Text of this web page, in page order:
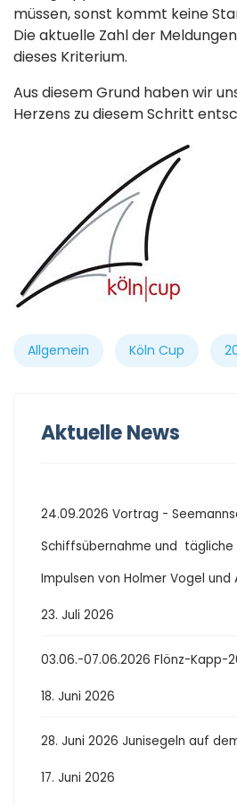
müssen, sonst kommt keine
Die aktuelle Zahl der
dieses Kriterium.
Aus diesem Grund haben wir
Herzens zu diesem Schritt
Allgemein Köln Cup
Aktuelle News
24.09.2026 Vortrag -
Schiffsübernahme und tägliche
Impulsen von Holmer Vogel und
23. Juli 2026
03.06.-07.06.2026 Flönz-Kapp-
18. Juni 2026
28. Juni 2026 Junisegeln auf
17. Juni 2026